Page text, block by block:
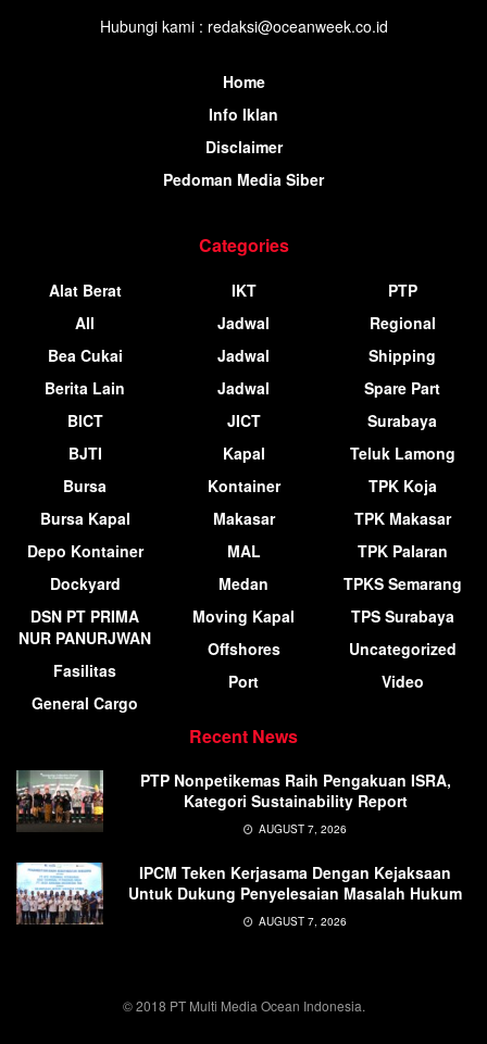
Hubungi kami : redaksi@oceanweek.co.id
Home
Info Iklan
Disclaimer
Pedoman Media Siber
Categories
Alat Berat
All
Bea Cukai
Berita Lain
BICT
BJTI
Bursa
Bursa Kapal
Depo Kontainer
Dockyard
DSN PT PRIMA
NUR PANURJWAN
Fasilitas
General Cargo
IKT
Jadwal
Jadwal
Jadwal
JICT
Kapal
Kontainer
Makasar
MAL
Medan
Moving Kapal
Offshores
Port
PTP
Regional
Shipping
Spare Part
Surabaya
Teluk Lamong
TPK Koja
TPK Makasar
TPK Palaran
TPKS Semarang
TPS Surabaya
Uncategorized
Video
Recent News
PTP Nonpetikemas Raih Pengakuan ISRA,
Kategori Sustainability Report
AUGUST 7, 2026
IPCM Teken Kerjasama Dengan Kejaksaan
Untuk Dukung Penyelesaian Masalah Hukum
AUGUST 7, 2026
© 2018 PT Multi Media Ocean Indonesia.